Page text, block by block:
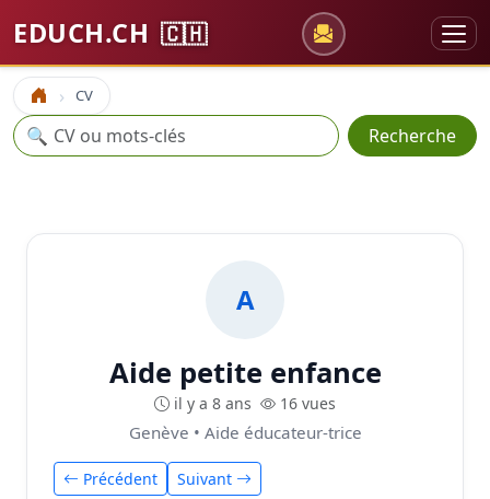
EDUCH.CH 🇨🇭
Accueil CV
Recherche
🔍 Recherche
A
Aide petite enfance
il y a 8 ans 16 vues
Genève • Aide éducateur-trice
Précédent Suivant